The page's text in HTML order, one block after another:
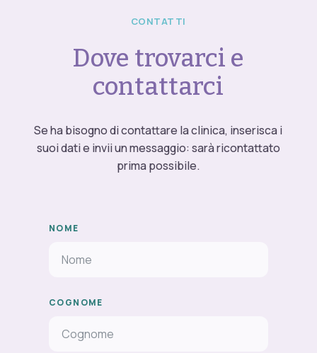
CONTATTI
Dove trovarci e
contattarci
Se ha bisogno di contattare la clinica, inserisca i
suoi dati e invii un messaggio: sarà ricontattato
prima possibile.
NOME
COGNOME